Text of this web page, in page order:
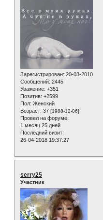
Зарегистрирован: 20-03-2010
Сообщений: 2445
Уважение: +351
Позитив: +2599
Пол: Женский
Возраст: 37 [1988-12-06]
Провел на форуме:
1 месяц 25 дней
Последний визит:
26-04-2018 19:37:27
serry25
Участник